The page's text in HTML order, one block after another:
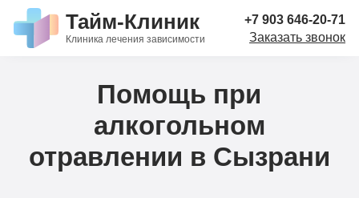
Тайм-Клиник
Клиника лечения зависимости
+7 903 646-20-71
Заказать звонок
Помощь при
алкогольном
отравлении в Сызрани